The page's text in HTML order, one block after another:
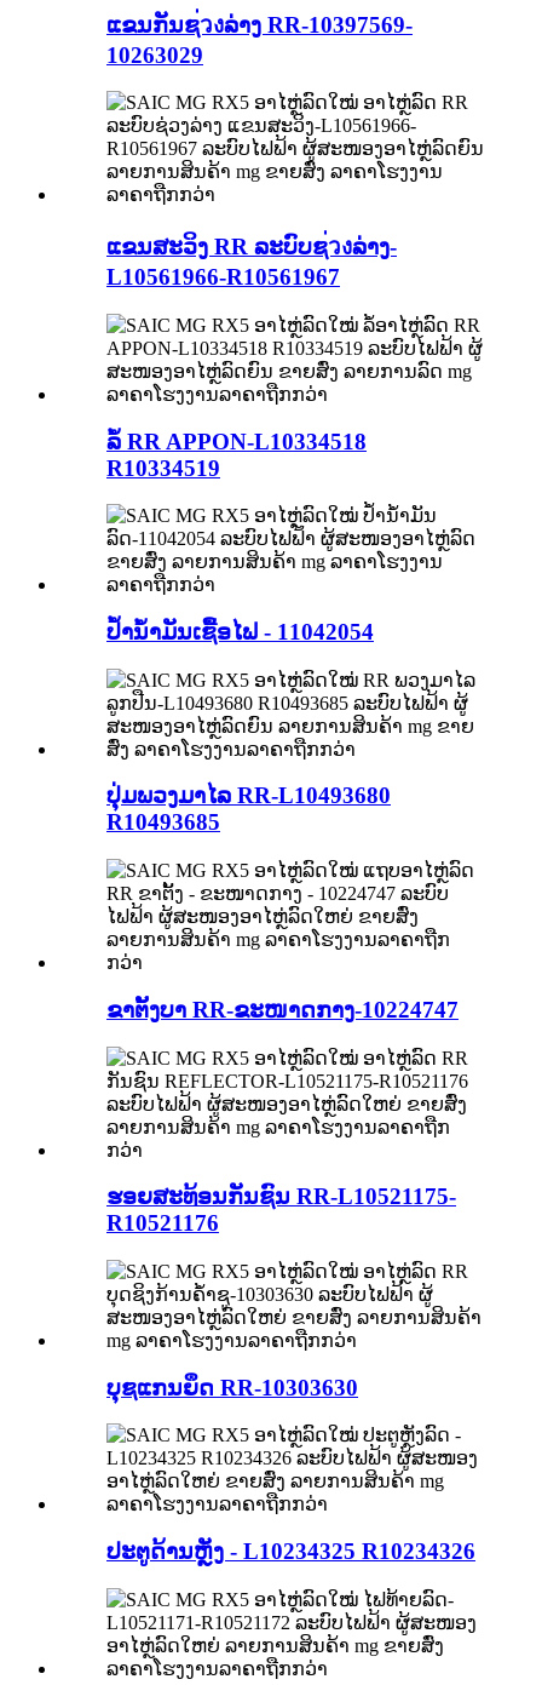
ແຂນກັນຊ่วงລ່າງ RR-10397569-
10263029
ແຂນສະວິງ RR ລະບົບຊ่วงລ່າງ-
L10561966-R10561967
ລໍ້ RR APPON-L10334518
R10334519
ປໍ້ານໍ້າມັນເຊື້ອໄຟ - 11042054
ປຸ່ມພວງມາໄລ RR-L10493680
R10493685
ຂາຕັ້ງບາ RR-ຂະໜາດກາງ-10224747
ຮອຍສະທ້ອນກັນຊົນ RR-L10521175-
R10521176
ບຸຊແກນຍຶດ RR-10303630
ປະຕູດ້ານຫຼັງ - L10234325 R10234326